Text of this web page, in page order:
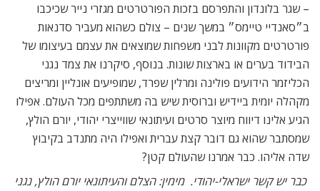
– שגר בלונדון והתפרסם בזכות הפורטרטים מגזרי נייר שכיכבו
ב״סאנדיי טיימס״ במשך שנים – צולם כשהוא מעביר סדנאות
פורטרטים מקוונות לבני משפחות שמוצאים את עצמם בעיצומו של
הבידוד בערים או בארצות שונות. בנוסף, סיקרנו את צמד נגני
הכליזמר הידועים פולינה ומרלין שפרד, שמופיעים אונליין ומריצים
מקהלה יומית ביידיש וברוסית שיש בה משתתפים מכל העולם. אפילו
הגיע אלינו דיווח מיוצר סרטים ועיתונאי שווייצרי יהודי, יורם הולץ,
שמסתבר שהוא גם דובר קצת עברית ואפילו היה מתנדב בקיבוץ
שדה אליהו. כבר אמרנו שהעולם קטן?
כבר יש קשר ישראלי-יהודי. מימין: הצלם והעיתונאי יורם הולץ, נגני